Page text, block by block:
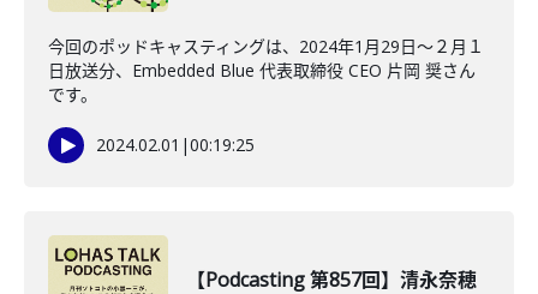
今回のポッドキャスティングは、2024年1月29日〜２月１
日放送分、Embedded Blue 代表取締役 CEO 片岡 奨さん
です。
2024.02.01 |00:19:25
【Podcasting 第857回】清永奈穂